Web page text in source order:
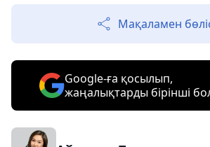
Мақаламен
Google-ға қосылып,
жаңалықтарды бірінші